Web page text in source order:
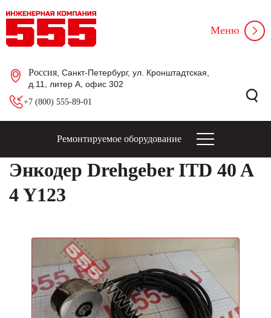
Россия , Санкт-Петербург, ул. Кронштадтская,
д.11, литер А, офис 302
+7 (800) 555-89-01
Меню
Ремонтируемое оборудование
Энкодер Drehgeber ITD 40 A
4 Y123